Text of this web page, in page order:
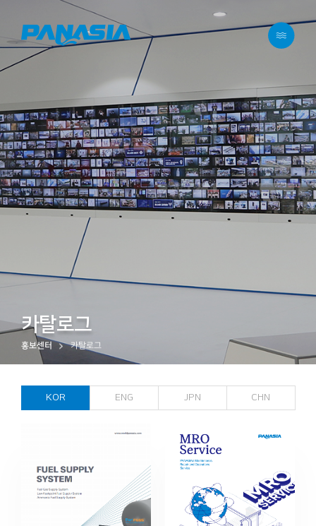
본문 바로가기
카탈로그
홍보센터 카탈로그
KOR ENG JPN CHN